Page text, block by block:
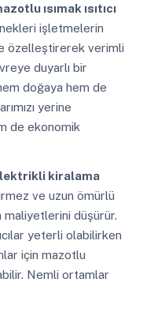
ısımak ısıtıcı
işletmelerin
özelleştirerek verimli
duyarlı bir
doğaya hem de
yerine
de ekonomik
kiralama
ve uzun ömürlü
maliyetlerini düşürür.
yeterli olabilirken
için mazotlu
Nemli ortamlar